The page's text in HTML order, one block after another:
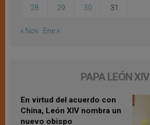
28 29 30 31
« Nov Ene »
PAPA LEÓN XIV
En virtud del acuerdo con
China, León XIV nombra un
nuevo obispo